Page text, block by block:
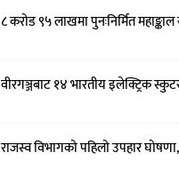
८ करोड ९५ लाखमा पुनःनिर्मित
वीरगञ्जबाट १४ भारतीय इलेक्ट्रिक
राजस्व विभागको पहिलो उपहार